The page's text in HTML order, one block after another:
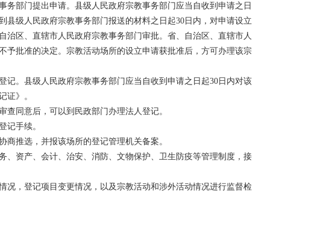
部门提出申请。县级人民政府宗教事务部门应当自收到申请之日
级人民政府宗教事务部门报送的材料之日起30日内，对申请设立
区、直辖市人民政府宗教事务部门审批。省、自治区、直辖市人
予批准的决定。宗教活动场所的设立申请获批准后，方可办理该宗
。县级人民政府宗教事务部门应当自收到申请之日起30日内对该
证》。
同意后，可以到民政部门办理法人登记。
记手续。
推选，并报该场所的登记管理机关备案。
资产、会计、治安、消防、文物保护、卫生防疫等管理制度，接
，登记项目变更情况，以及宗教活动和涉外活动情况进行监督检